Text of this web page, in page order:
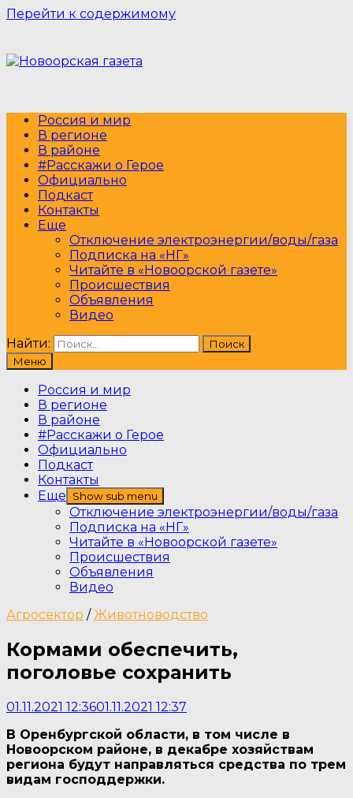
Перейти к содержимому
Россия и мир
В регионе
В районе
#Расскажи о Герое
Официально
Подкаст
Контакты
Еще
Отключение электроэнергии/воды/газа
Подписка на «НГ»
Читайте в «Новоорской газете»
Происшествия
Объявления
Видео
Найти:
Меню
Россия и мир
В регионе
В районе
#Расскажи о Герое
Официально
Подкаст
Контакты
Еще
Show sub menu
Отключение электроэнергии/воды/газа
Подписка на «НГ»
Читайте в «Новоорской газете»
Происшествия
Объявления
Видео
Агросектор / Животноводство
Кормами обеспечить,
поголовье сохранить
01.11.2021 12:3601.11.2021 12:37
В Оренбургской области, в том числе в
Новоорском районе, в декабре хозяйствам
региона будут направляться средства по трем
видам господдержки.